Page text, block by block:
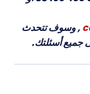
, وسوف تتحدث
جميع أسئلتك.